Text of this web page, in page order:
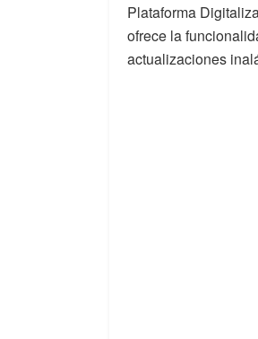
Plataforma
ofrece la
actualizaciones